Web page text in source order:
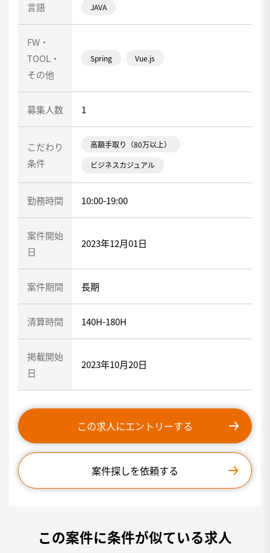
言語 JAVA
FW・
TOOL・
その他
Spring Vue.js
募集人数 1
こだわり
条件
高額手取り（80万以上）
ビジネスカジュアル
勤務時間 10:00-19:00
案件開始
日
2023年12月01日
案件期間 長期
清算時間 140H-180H
掲載開始
日
2023年10月20日
この求人にエントリーする
案件探しを依頼する
この案件に条件が似ている求人